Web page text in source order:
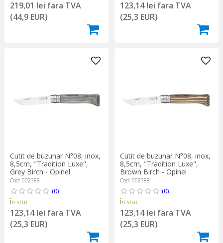
219,01 lei fara TVA
(44,9 EUR)
123,14 lei fara TVA
(25,3 EUR)
Cutit de buzunar N°08, inox,
8,5cm, "Tradition Luxe",
Grey Birch - Opinel
Cod: 002389
(0)
În stoc
123,14 lei fara TVA
(25,3 EUR)
Cutit de buzunar N°08, inox,
8,5cm, "Tradition Luxe",
Brown Birch - Opinel
Cod: 002388
(0)
În stoc
123,14 lei fara TVA
(25,3 EUR)